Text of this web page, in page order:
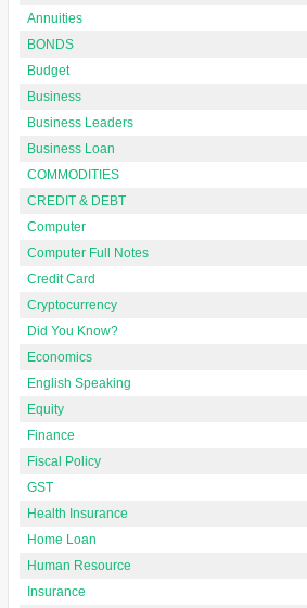
Annuities
BONDS
Budget
Business
Business Leaders
Business Loan
COMMODITIES
CREDIT & DEBT
Computer
Computer Full Notes
Credit Card
Cryptocurrency
Did You Know?
Economics
English Speaking
Equity
Finance
Fiscal Policy
GST
Health Insurance
Home Loan
Human Resource
Insurance